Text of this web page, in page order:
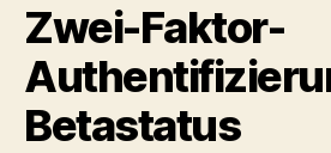
Zwei-Faktor-
Betastatus